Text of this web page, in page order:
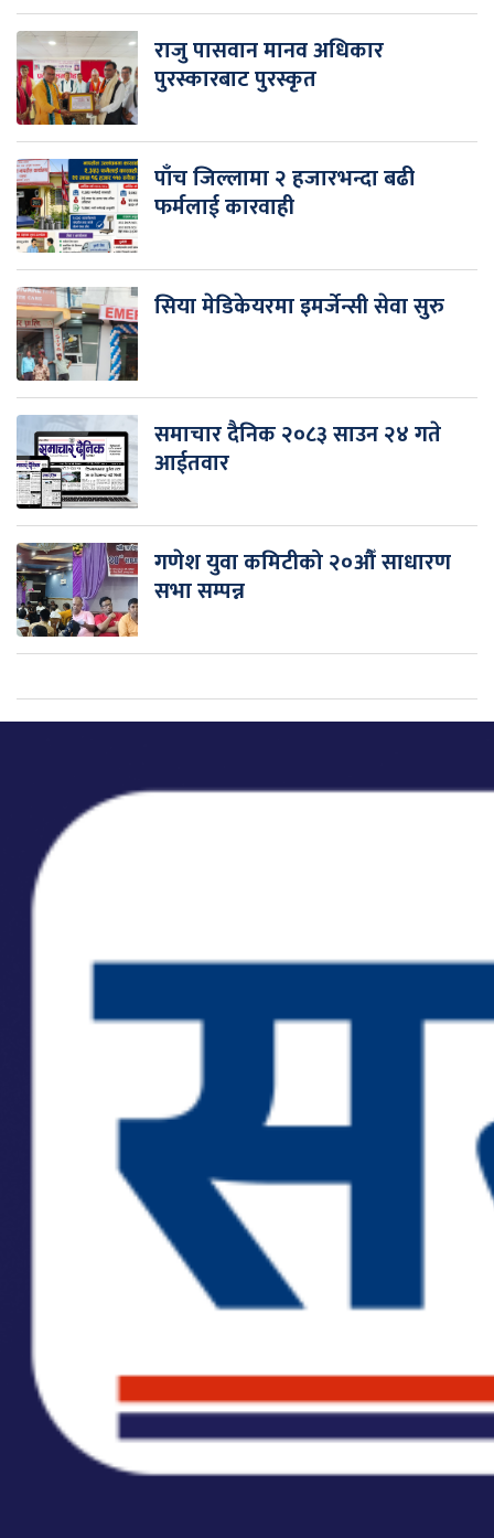
राजु पासवान मानव अधिकार
पुरस्कारबाट पुरस्कृत
पाँच जिल्लामा २ हजारभन्दा बढी
फर्मलाई कारवाही
सिया मेडिकेयरमा इमर्जेन्सी सेवा सुरु
समाचार दैनिक २०८३ साउन २४ गते
आईतवार
गणेश युवा कमिटीको २०औँ साधारण
सभा सम्पन्न